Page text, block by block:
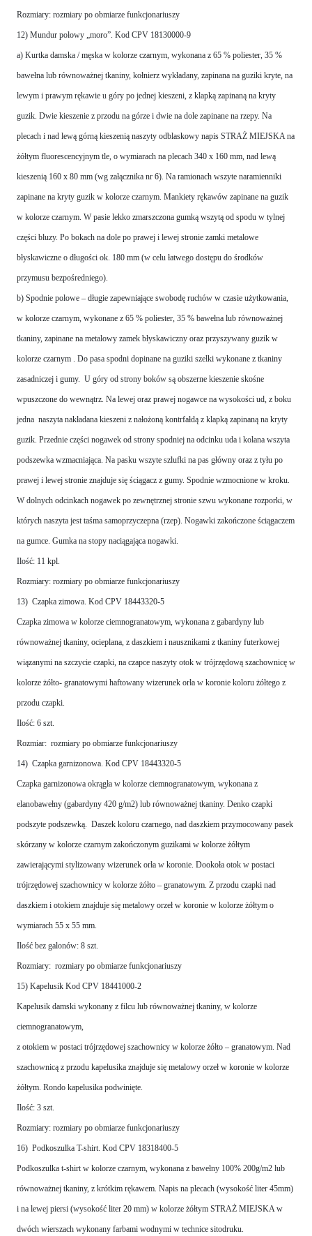
Rozmiary: rozmiary po obmiarze funkcjonariuszy
12) Mundur polowy „moro”. Kod CPV 18130000-9
a) Kurtka damska / męska w kolorze czarnym, wykonana z 65 % poliester, 35 %
bawełna lub równoważnej tkaniny, kołnierz wykładany, zapinana na guziki kryte, na
lewym i prawym rękawie u góry po jednej kieszeni, z klapką zapinaną na kryty
guzik. Dwie kieszenie z przodu na górze i dwie na dole zapinane na rzepy. Na
plecach i nad lewą górną kieszenią naszyty odblaskowy napis STRAŻ MIEJSKA na
żółtym fluorescencyjnym tle, o wymiarach na plecach 340 x 160 mm, nad lewą
kieszenią 160 x 80 mm (wg załącznika nr 6). Na ramionach wszyte naramienniki
zapinane na kryty guzik w kolorze czarnym. Mankiety rękawów zapinane na guzik
w kolorze czarnym. W pasie lekko zmarszczona gumką wszytą od spodu w tylnej
części bluzy. Po bokach na dole po prawej i lewej stronie zamki metalowe
błyskawiczne o długości ok. 180 mm (w celu łatwego dostępu do środków
przymusu bezpośredniego).
b) Spodnie polowe – długie zapewniające swobodę ruchów w czasie użytkowania,
w kolorze czarnym, wykonane z 65 % poliester, 35 % bawełna lub równoważnej
tkaniny, zapinane na metalowy zamek błyskawiczny oraz przyszywany guzik w
kolorze czarnym . Do pasa spodni dopinane na guziki szelki wykonane z tkaniny
zasadniczej i gumy. U góry od strony boków są obszerne kieszenie skośne
wpuszczone do wewnątrz. Na lewej oraz prawej nogawce na wysokości ud, z boku
jedna naszyta nakładana kieszeni z nałożoną kontrfałdą z klapką zapinaną na kryty
guzik. Przednie części nogawek od strony spodniej na odcinku uda i kolana wszyta
podszewka wzmacniająca. Na pasku wszyte szlufki na pas główny oraz z tyłu po
prawej i lewej stronie znajduje się ściągacz z gumy. Spodnie wzmocnione w kroku.
W dolnych odcinkach nogawek po zewnętrznej stronie szwu wykonane rozporki, w
których naszyta jest taśma samoprzyczepna (rzep). Nogawki zakończone ściągaczem
na gumce. Gumka na stopy naciągająca nogawki.
Ilość: 11 kpl.
Rozmiary: rozmiary po obmiarze funkcjonariuszy
13) Czapka zimowa. Kod CPV 18443320-5
Czapka zimowa w kolorze ciemnogranatowym, wykonana z gabardyny lub
równoważnej tkaniny, ocieplana, z daszkiem i nausznikami z tkaniny futerkowej
wiązanymi na szczycie czapki, na czapce naszyty otok w trójrzędową szachownicę w
kolorze żółto- granatowymi haftowany wizerunek orła w koronie koloru żółtego z
przodu czapki.
Ilość: 6 szt.
Rozmiar: rozmiary po obmiarze funkcjonariuszy
14) Czapka garnizonowa. Kod CPV 18443320-5
Czapka garnizonowa okrągła w kolorze ciemnogranatowym, wykonana z
elanobawełny (gabardyny 420 g/m2) lub równoważnej tkaniny. Denko czapki
podszyte podszewką. Daszek koloru czarnego, nad daszkiem przymocowany pasek
skórzany w kolorze czarnym zakończonym guzikami w kolorze żółtym
zawierającymi stylizowany wizerunek orła w koronie. Dookoła otok w postaci
trójrzędowej szachownicy w kolorze żółto – granatowym. Z przodu czapki nad
daszkiem i otokiem znajduje się metalowy orzeł w koronie w kolorze żółtym o
wymiarach 55 x 55 mm.
Ilość bez galonów: 8 szt.
Rozmiary: rozmiary po obmiarze funkcjonariuszy
15) Kapelusik Kod CPV 18441000-2
Kapelusik damski wykonany z filcu lub równoważnej tkaniny, w kolorze
ciemnogranatowym,
z otokiem w postaci trójrzędowej szachownicy w kolorze żółto – granatowym. Nad
szachownicą z przodu kapelusika znajduje się metalowy orzeł w koronie w kolorze
żółtym. Rondo kapelusika podwinięte.
Ilość: 3 szt.
Rozmiary: rozmiary po obmiarze funkcjonariuszy
16) Podkoszulka T-shirt. Kod CPV 18318400-5
Podkoszulka t-shirt w kolorze czarnym, wykonana z bawełny 100% 200g/m2 lub
równoważnej tkaniny, z krótkim rękawem. Napis na plecach (wysokość liter 45mm)
i na lewej piersi (wysokość liter 20 mm) w kolorze żółtym STRAŻ MIEJSKA w
dwóch wierszach wykonany farbami wodnymi w technice sitodruku.